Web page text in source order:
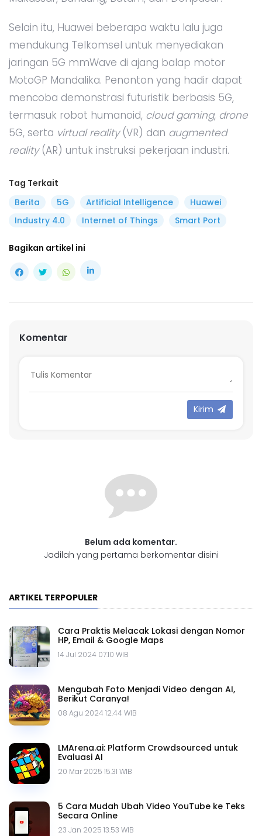
Selain itu, Huawei beberapa waktu lalu juga
mendukung Telkomsel untuk menyediakan
jaringan 5G mmWave di ajang balap motor
MotoGP Mandalika. Penonton yang hadir dapat
mencoba demonstrasi futuristik berbasis 5G,
termasuk robot humanoid, cloud gaming, drone
5G, serta virtual reality(VR) dan augmented
reality(AR) untuk instruksi pekerjaan industri.
Tag Terkait
Berita
5G Artificial Intelligence
Huawei
Industry 4.0
Internet of Things Smart Port
Bagikan artikel ini
Komentar
Kirim
Belum ada komentar.
Jadilah yang pertama berkomentar disini
ARTIKEL TERPOPULER
Cara Praktis Melacak Lokasi dengan Nomor
HP, Email & Google Maps
14 Jul 2024 07.10 WIB
Mengubah Foto Menjadi Video dengan AI,
Berikut Caranya!
08 Agu 2024 12.44 WIB
LMArena.ai: Platform Crowdsourced untuk
Evaluasi AI
20 Mar 2025 15.31 WIB
5 Cara Mudah Ubah Video YouTube ke Teks
Secara Online
23 Jan 2025 13.53 WIB